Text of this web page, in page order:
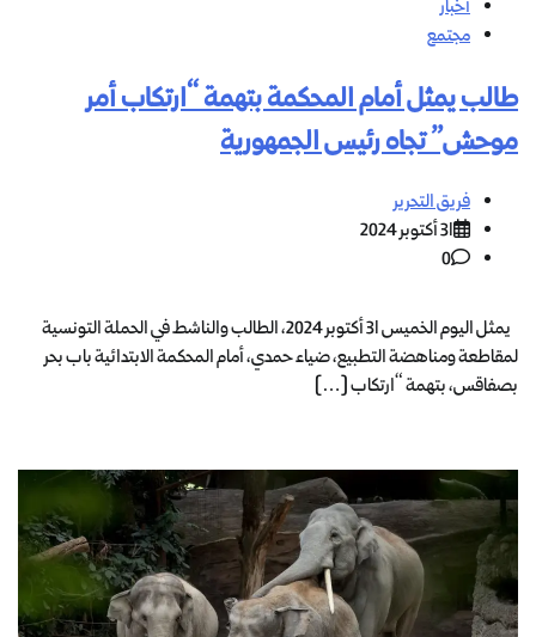
أخبار
مجتمع
طالب يمثل أمام المحكمة بتهمة “ارتكاب أمر
موحش” تجاه رئيس الجمهورية
فريق التحرير
31 أكتوبر 2024
0
يمثل اليوم الخميس 31 أكتوبر 2024، الطالب والناشط في الحملة التونسية
لمقاطعة ومناهضة التطبيع، ضياء حمدي، أمام المحكمة الابتدائية باب بحر
بصفاقس، بتهمة “ارتكاب […]